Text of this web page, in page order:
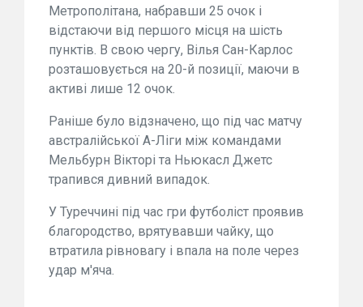
Метрополітана, набравши 25 очок і
відстаючи від першого місця на шість
пунктів. В свою чергу, Вілья Сан-Карлос
розташовується на 20-й позиції, маючи в
активі лише 12 очок.
Раніше було відзначено, що під час матчу
австралійської А-Ліги між командами
Мельбурн Вікторі та Ньюкасл Джетс
трапився дивний випадок.
У Туреччині під час гри футболіст проявив
благородство, врятувавши чайку, що
втратила рівновагу і впала на поле через
удар м'яча.